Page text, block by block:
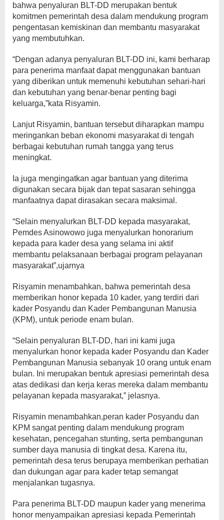
bahwa penyaluran BLT-DD merupakan bentuk
komitmen pemerintah desa dalam mendukung program
pengentasan kemiskinan dan membantu masyarakat
yang membutuhkan.
“Dengan adanya penyaluran BLT-DD ini, kami berharap
para penerima manfaat dapat menggunakan bantuan
yang diberikan untuk memenuhi kebutuhan sehari-hari
dan kebutuhan yang benar-benar penting bagi
keluarga,”kata Risyamin.
Lanjut Risyamin, bantuan tersebut diharapkan mampu
meringankan beban ekonomi masyarakat di tengah
berbagai kebutuhan rumah tangga yang terus
meningkat.
Ia juga mengingatkan agar bantuan yang diterima
digunakan secara bijak dan tepat sasaran sehingga
manfaatnya dapat dirasakan secara maksimal.
“Selain menyalurkan BLT-DD kepada masyarakat,
Pemdes Asinowowo juga menyalurkan honorarium
kepada para kader desa yang selama ini aktif
membantu pelaksanaan berbagai program pelayanan
masyarakat”,ujarnya
Risyamin menambahkan, bahwa pemerintah desa
memberikan honor kepada 10 kader, yang terdiri dari
kader Posyandu dan Kader Pembangunan Manusia
(KPM), untuk periode enam bulan.
“Selain penyaluran BLT-DD, hari ini kami juga
menyalurkan honor kepada kader Posyandu dan Kader
Pembangunan Manusia sebanyak 10 orang untuk enam
bulan. Ini merupakan bentuk apresiasi pemerintah desa
atas dedikasi dan kerja keras mereka dalam membantu
pelayanan kepada masyarakat,” jelasnya.
Risyamin menambahkan,peran kader Posyandu dan
KPM sangat penting dalam mendukung program
kesehatan, pencegahan stunting, serta pembangunan
sumber daya manusia di tingkat desa. Karena itu,
pemerintah desa terus berupaya memberikan perhatian
dan dukungan agar para kader tetap semangat
menjalankan tugasnya.
Para penerima BLT-DD maupun kader yang menerima
honor menyampaikan apresiasi kepada Pemerintah